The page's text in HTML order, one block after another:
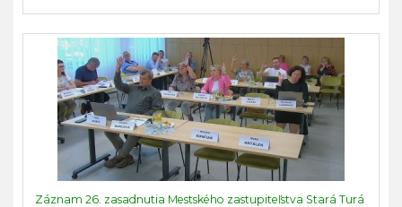
Záznam 26. zasadnutia Mestského zastupiteľstva Stará Turá